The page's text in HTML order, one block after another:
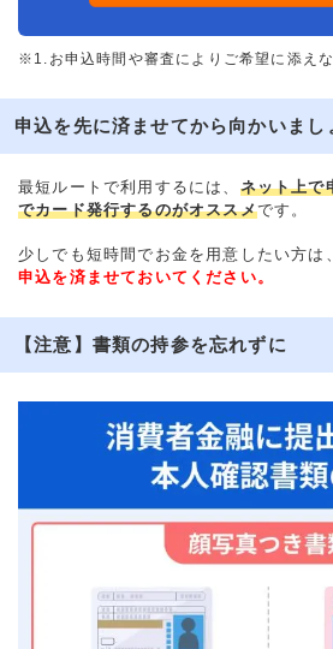
※1.お申込時間や審査によりご希望に添えな
申込を先に済ませてから向かいまし
最短ルートで利用するには、 ネット上で
でカード発行するのがオススメです。
少しでも短時間でお金を用意したい方は、
申込を済ませておいてください。
【注意】書類の持参を忘れずに